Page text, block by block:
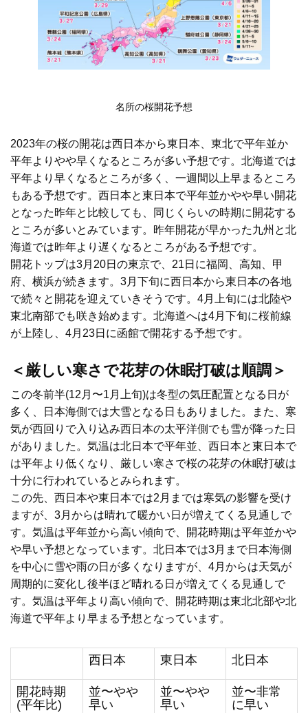
名所の桜開花予想
2023年の桜の開花は西日本から東日本、東北で平年並か
平年よりやや早くなるところが多い予想です。北海道では
平年より早くなるところが多く、一週間以上早まるところ
もある予想です。西日本と東日本で平年並かやや早い開花
となった昨年と比較しても、同じくらいの時期に開花する
ところが多いとみています。昨年開花が早かった九州と北
海道では昨年より遅くなるところがある予想です。
開花トップは3月20日の東京で、21日に福岡、高知、甲
府、横浜が続きます。3月下旬に西日本から東日本の各地
で続々と開花を迎えていきそうです。4月上旬には北陸や
東北南部でも咲き始めます。北海道へは4月下旬に桜前線
が上陸し、4月23日に函館で開花する予想です。
＜厳しい寒さで花芽の休眠打破は順調＞
この冬前半(12月〜1月上旬)は冬型の気圧配置となる日が
多く、日本海側では大雪となる日もありました。また、寒
気が西回りで入り込み西日本の太平洋側でも雪が降った日
がありました。気温は北日本で平年並、西日本と東日本で
は平年より低くなり、厳しい寒さで桜の花芽の休眠打破は
十分に行われているとみられます。
この先、西日本や東日本では2月までは寒気の影響を受け
ますが、3月からは晴れて暖かい日が増えてくる見通しで
す。気温は平年並から高い傾向で、開花時期は平年並かや
や早い予想となっています。北日本では3月まで日本海側
を中心に雪や雨の日が多くなりますが、4月からは天気が
周期的に変化し後半ほど晴れる日が増えてくる見通しで
す。気温は平年より高い傾向で、開花時期は東北北部や北
海道で平年より早まる予想となっています。
西日本 東日本 北日本
開花時期
(平年比)
並〜やや
早い
並〜やや
早い
並〜非常
に早い